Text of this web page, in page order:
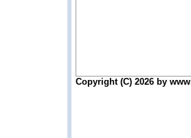
Copyright (C) 2026 by